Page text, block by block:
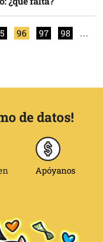
96 97 98
…
de datos!
Apóyanos